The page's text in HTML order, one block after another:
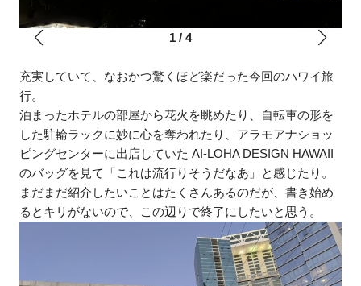
1/ 4
充実していて、なおかつ驚くほど楽だった今回のハワイ旅
行。
泊まったホテルの部屋から花火を眺めたり、自転車の形を
した駐輪ラックに妙に心を奪われたり、アラモアナショッ
ピングセンターに出店していた AI-LOHA DESIGN HAWAII
のバッグを見て「これは流行りそうだなあ」と感じたり。
まだまだ紹介したいことはたくさんあるのだが、書き始め
るとキリがないので、この辺りで終了にしたいと思う。